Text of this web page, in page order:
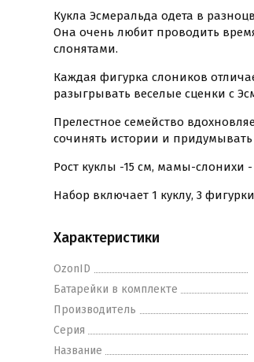
Кукла Эсмеральда одета в
Она очень любит проводить
слонятами.
Каждая фигурка слоников
разыгрывать веселые сценки с
Прелестное семейство
сочинять истории и
Рост куклы -15 см, мамы-слонихи
Набор включает 1 куклу, 3
Характеристики
OzonID
Батарейки в комплекте
Производитель
Серия
Название